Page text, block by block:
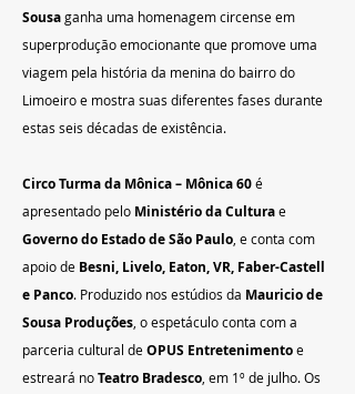
Sousa ganha uma homenagem circense em
superprodução emocionante que promove uma
viagem pela história da menina do bairro do
Limoeiro e mostra suas diferentes fases durante
estas seis décadas de existência.
Circo Turma da Mônica – Mônica 60é
apresentado pelo Ministério da Cultura e
Governo do Estado de São Paulo , e conta com
apoio de Besni, Livelo, Eaton, VR, Faber-Castell
e Panco. Produzido nos estúdios da Mauricio de
Sousa Produções , o espetáculo conta com a
parceria cultural de OPUS Entretenimento e
estreará no Teatro Bradesco , em 1º de julho. Os